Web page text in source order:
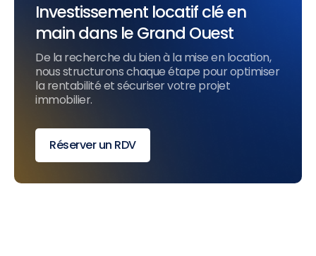
Investissement locatif clé en
main dans le Grand Ouest
De la recherche du bien à la mise en location,
nous structurons chaque étape pour optimiser
la rentabilité et sécuriser votre projet
immobilier.
Réserver un RDV